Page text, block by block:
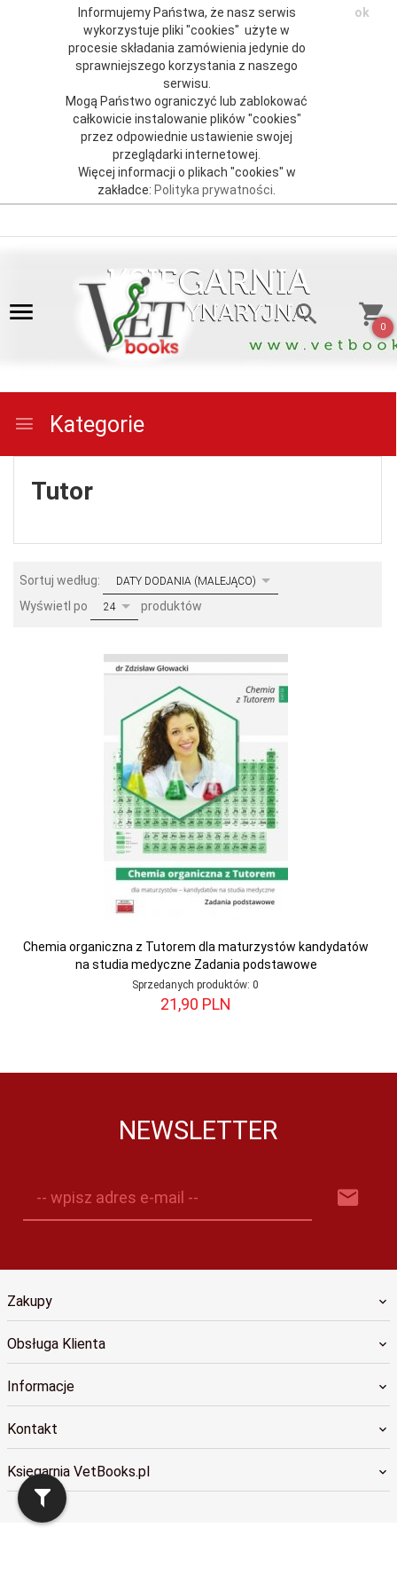
Informujemy Państwa, że nasz serwis
wykorzystuje pliki "cookies" użyte w
procesie składania zamówienia jedynie do
sprawniejszego korzystania z naszego
serwisu.
Mogą Państwo ograniczyć lub zablokować
całkowicie instalowanie plików "cookies"
przez odpowiednie ustawienie swojej
przeglądarki internetowej.
Więcej informacji o plikach "cookies" w
zakładce: Polityka prywatności.
ok
0
Kategorie
Tutor
Sortuj według: sortDATY DODANIA (MALEJĄCO)
Wyświetl po pop24 produktów
Chemia organiczna z Tutorem dla maturzystów kandydatów
na studia medyczne Zadania podstawowe
Sprzedanych produktów: 0
21,90 PLN
NEWSLETTER
-- wpisz adres e-mail --
Zakupy
Obsługa Klienta
Informacje
Kontakt
Księgarnia VetBooks.pl